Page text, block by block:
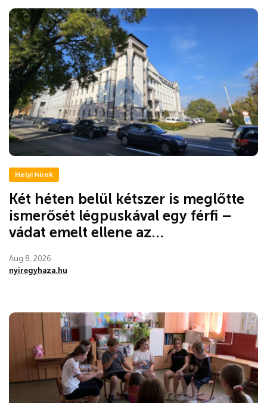
Helyi hírek
Két héten belül kétszer is meglőtte
ismerősét légpuskával egy férfi –
vádat emelt ellene az...
Aug 8, 2026
nyiregyhaza.hu